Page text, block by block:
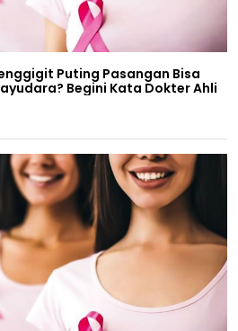
Puting Pasangan Bisa
Begini Kata Dokter Ahli